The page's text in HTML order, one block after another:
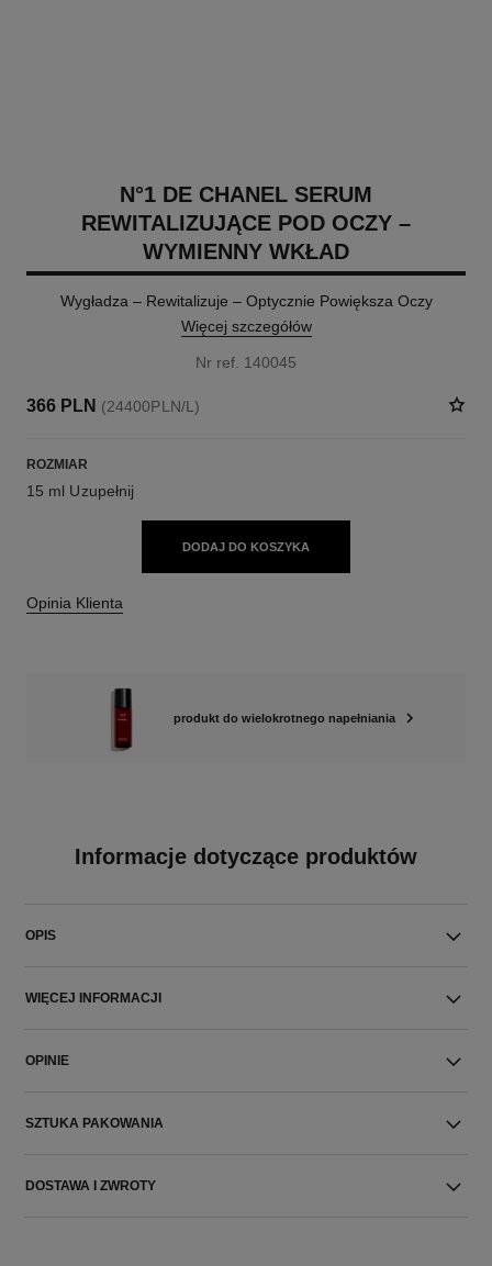
N°1 DE CHANEL SERUM
REWITALIZUJĄCE POD OCZY –
WYMIENNY WKŁAD
Wygładza – Rewitalizuje – Optycznie Powiększa Oczy
Więcej szczegółów
Nr ref. 140045
366 PLN (24400PLN/L)
ROZMIAR
15 ml Uzupełnij
DODAJ DO KOSZYKA
Opinia Klienta
produkt do wielokrotnego napełniania
Informacje dotyczące produktów
OPIS
WIĘCEJ INFORMACJI
OPINIE
SZTUKA PAKOWANIA
DOSTAWA I ZWROTY